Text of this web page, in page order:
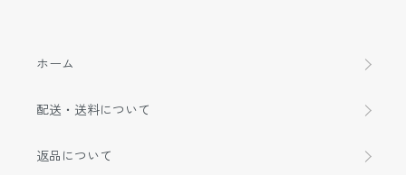
ホーム
配送・送料について
返品について